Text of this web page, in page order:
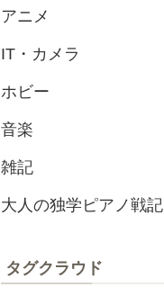
アニメ
IT・カメラ
ホビー
音楽
雑記
大人の独学ピアノ戦記
タグクラウド